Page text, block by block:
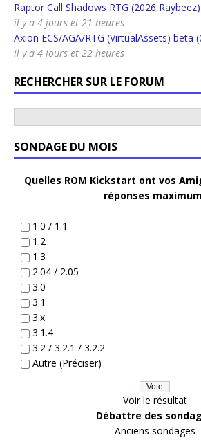
Raptor Call Shadows RTG (2026
il y a 4 jours et 21 heures
Axion ECS/AGA/RTG (VirtualAssets) beta
il y a 4 jours et 22 heures
RECHERCHER SUR LE FORUM
SONDAGE DU MOIS
Quelles ROM Kickstart ont vos
réponses
1.0 / 1.1
1.2
1.3
2.04 / 2.05
3.0
3.1
3.x
3.1.4
3.2 / 3.2.1 / 3.2.2
Autre (Préciser)
Voir le résultat
Débattre des
Anciens sondages